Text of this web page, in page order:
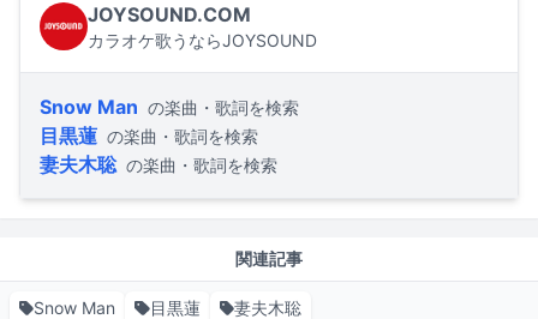
JOYSOUND.COM
カラオケ歌うならJOYSOUND
Snow Man の楽曲・歌詞を検索
目黒蓮 の楽曲・歌詞を検索
妻夫木聡 の楽曲・歌詞を検索
関連記事
Snow Man 目黒蓮 妻夫木聡